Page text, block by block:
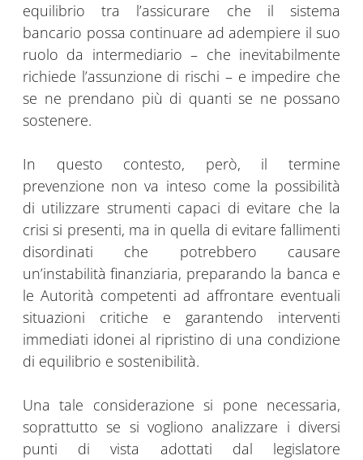
equilibrio tra l’assicurare che il sistema
bancario possa continuare ad adempiere il suo
ruolo da intermediario – che inevitabilmente
richiede l’assunzione di rischi – e impedire che
se ne prendano più di quanti se ne possano
sostenere.
In questo contesto, però, il termine
prevenzione non va inteso come la possibilità
di utilizzare strumenti capaci di evitare che la
crisi si presenti, ma in quella di evitare fallimenti
disordinati che potrebbero causare
un’instabilità finanziaria, preparando la banca e
le Autorità competenti ad affrontare eventuali
situazioni critiche e garantendo interventi
immediati idonei al ripristino di una condizione
di equilibrio e sostenibilità.
Una tale considerazione si pone necessaria,
soprattutto se si vogliono analizzare i diversi
punti di vista adottati dal legislatore